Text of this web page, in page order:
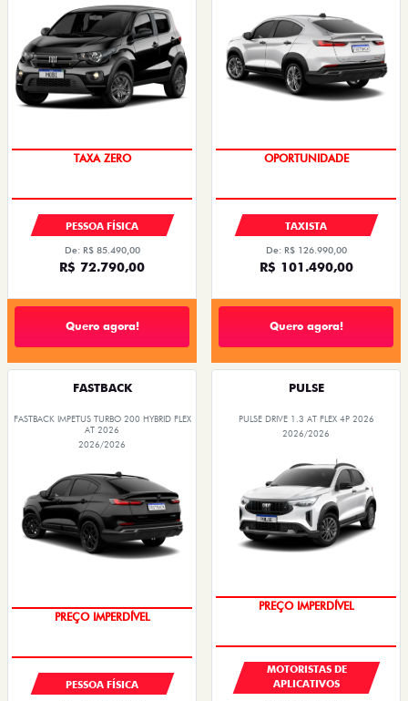
PREÇO IMPERDÍVEL
PESSOA FÍSICA
De: R$ 85.490,00
R$ 72.790,00
Quero agora!
OPORTUNIDADE
TAXISTA
De: R$ 126.990,00
R$ 101.490,00
Quero agora!
FASTBACK
FASTBACK IMPETUS TURBO 200 HYBRID FLEX
AT 2026
2026/2026
OPORTUNIDADE
PESSOA FÍSICA
PULSE
PULSE DRIVE 1.3 AT FLEX 4P 2026
2026/2026
PREÇO IMPERDÍVEL
MOTORISTAS DE
APLICATIVOS